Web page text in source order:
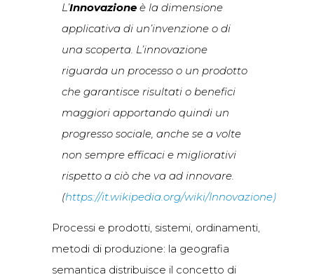
L’Innovazione è la dimensione
applicativa di un’invenzione o di
una scoperta. L’innovazione
riguarda un processo o un prodotto
che garantisce risultati o benefici
maggiori apportando quindi un
progresso sociale, anche se a volte
non sempre efficaci e migliorativi
rispetto a ciò che va ad innovare.
(https://it.wikipedia.org/wiki/Innovazione)
Processi e prodotti, sistemi, ordinamenti,
metodi di produzione: la geografia
semantica distribuisce il concetto di